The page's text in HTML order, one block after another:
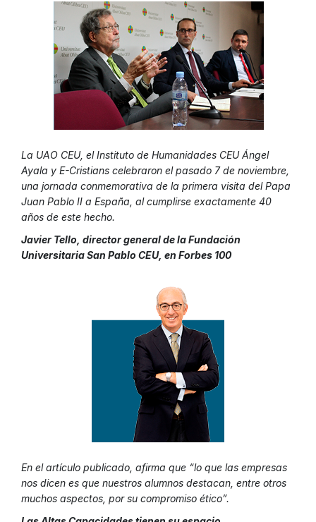
La UAO CEU, el Instituto de Humanidades CEU Ángel
Ayala y E-Cristians celebraron el pasado 7 de noviembre,
una jornada conmemorativa de la primera visita del Papa
Juan Pablo II a España, al cumplirse exactamente 40
años de este hecho.
Javier Tello, director general de la Fundación
Universitaria San Pablo CEU, en Forbes 100
En el artículo publicado, afirma que “lo que las empresas
nos dicen es que nuestros alumnos destacan, entre otros
muchos aspectos, por su compromiso ético”.